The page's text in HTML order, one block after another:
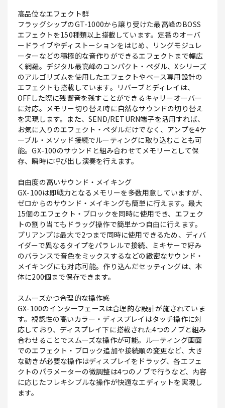
高品位なエフェクト群
フラッグシップのGT-1000から譲り受けた最高峰のBOSS
エフェクトを150種類以上搭載しています。定番のオーバ
ードライブやディストーションをはじめ、リングモジュレ
ーターなどの積極的な音作りができるエフェクトまで幅広
く網羅。デジタル最高峰のコンパクト・ペダル、Xシリーズ
のアルゴリズムを使用したエフェクトやベース専用設計の
エフェクトも搭載しています。リバーブとディレイは、
OFFした際に残響音を残すことができるキャリーオーバー
に対応。メモリー切り替え時に自然なサウンドの切り替え
を実現します。また、SEND/RETURN端子を活用すれば、
お気に入りのエフェクト・ペダルだけでなく、アンプを4ケ
ーブル・メソッド接続でルーティングに取り込むことも可
能。GX-100のサウンドと組み合わせてメモリーとして保
存、瞬時に呼び出し演奏を行えます。
自由度の高いサウンド・メイキング
GX-100は即戦力となるメモリーを多数用意していますが、
ゼロからのサウンド・メイキングも簡単に行えます。最大
15個のエフェクト・ブロックを同時に使用でき、エフェク
トの割り当てもドラッグ操作で簡単かつ自由に行えます。
プリアンプは最大で2つまで同時に使用できるため、ディバ
イダーで異なるタイプをパラレルで接続、ミキサーで好み
のバランスで音色をミックスするなどの緻密なサウンド・
メイキングにも対応可能。作り込んだセッティングは、本
体に200個まで保存できます。
スムーズかつ合理的な操作感
GX-100のインターフェースは合理的な設計が施されていま
す。視認性の高いカラー・ディスプレイはタッチ操作に対
応しており、ディスプレイ下に搭載された4つのノブと組み
合わせることでスムーズな操作が可能。ルーティング画面
でのエフェクト・ブロック追加や接続順の変更など、大き
な動きが必要な操作はディスプレイをドラッグ、各エフェ
クトのパラメーターの微調整は4つのノブで行うなど、内容
に応じたフレキシブルな操作が快適なエディットを実現し
ます。